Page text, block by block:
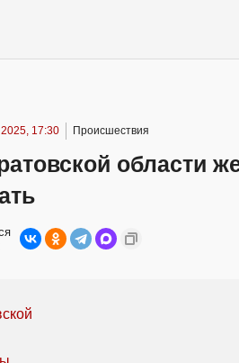
2025, 17:30 Происшествия
области